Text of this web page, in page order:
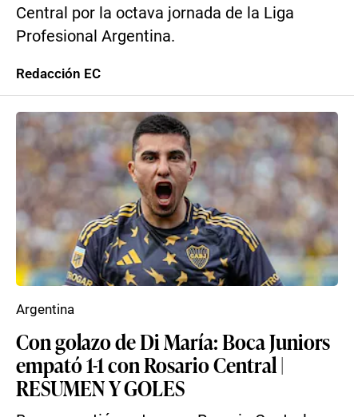
Central por la octava jornada de la Liga
Profesional Argentina.
Redacción EC
Con golazo de Di María: Boca Juniors
empató 1-1 con Rosario Central |
RESUMEN Y GOLES
Argentina